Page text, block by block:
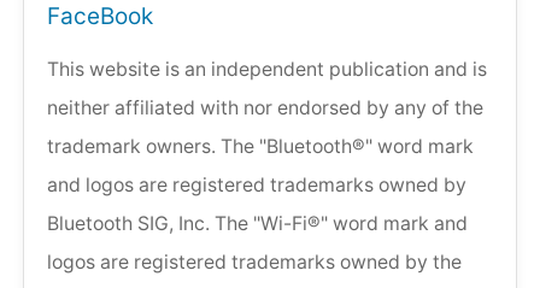
FaceBook
This website is an independent publication and is
neither affiliated with nor endorsed by any of the
trademark owners. The "Bluetooth®" word mark
and logos are registered trademarks owned by
Bluetooth SIG, Inc. The "Wi-Fi®" word mark and
logos are registered trademarks owned by the